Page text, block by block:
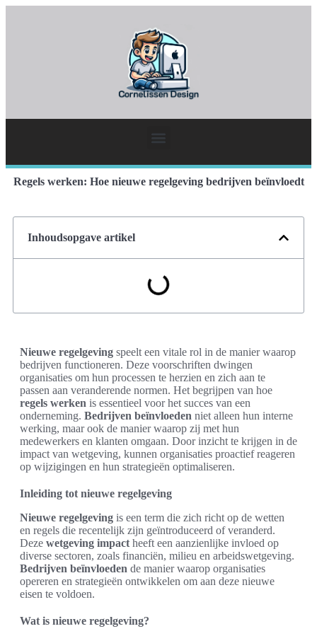
Regels werken: Hoe nieuwe regelgeving bedrijven beïnvloedt
Inhoudsopgave artikel
Nieuwe regelgeving speelt een vitale rol in de manier waarop
bedrijven functioneren. Deze voorschriften dwingen
organisaties om hun processen te herzien en zich aan te
passen aan veranderende normen. Het begrijpen van hoe
regels werken is essentieel voor het succes van een
onderneming. Bedrijven beïnvloeden niet alleen hun interne
werking, maar ook de manier waarop zij met hun
medewerkers en klanten omgaan. Door inzicht te krijgen in de
impact van wetgeving, kunnen organisaties proactief reageren
op wijzigingen en hun strategieën optimaliseren.
Inleiding tot nieuwe regelgeving
Nieuwe regelgeving is een term die zich richt op de wetten
en regels die recentelijk zijn geïntroduceerd of veranderd.
Deze wetgeving impact heeft een aanzienlijke invloed op
diverse sectoren, zoals financiën, milieu en arbeidswetgeving.
Bedrijven beïnvloeden de manier waarop organisaties
opereren en strategieën ontwikkelen om aan deze nieuwe
eisen te voldoen.
Wat is nieuwe regelgeving?